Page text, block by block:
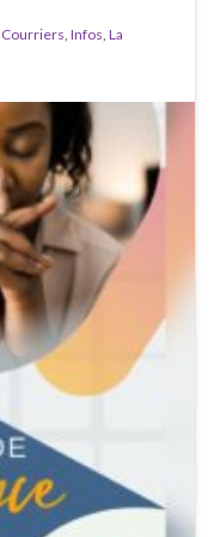
Courriers, Infos, La